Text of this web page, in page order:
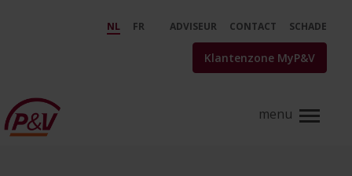
Burgerschapsprijs 2025 voor
NL FR ADVISEUR CONTACT SCHADE
Klantenzone MyP&V